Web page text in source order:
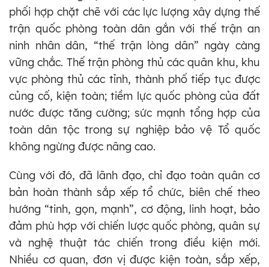
phối hợp chặt chẽ với các lực lượng xây dựng thế
trận quốc phòng toàn dân gắn với thế trận an
ninh nhân dân, “thế trận lòng dân” ngày càng
vững chắc. Thế trận phòng thủ các quân khu, khu
vực phòng thủ các tỉnh, thành phố tiếp tục được
củng cố, kiện toàn; tiềm lực quốc phòng của đất
nước được tăng cường; sức mạnh tổng hợp của
toàn dân tộc trong sự nghiệp bảo vệ Tổ quốc
không ngừng được nâng cao.
Cùng với đó, đã lãnh đạo, chỉ đạo toàn quân cơ
bản hoàn thành sắp xếp tổ chức, biên chế theo
hướng “tinh, gọn, mạnh”, cơ động, linh hoạt, bảo
đảm phù hợp với chiến lược quốc phòng, quân sự
và nghệ thuật tác chiến trong điều kiện mới.
Nhiều cơ quan, đơn vị được kiện toàn, sắp xếp,